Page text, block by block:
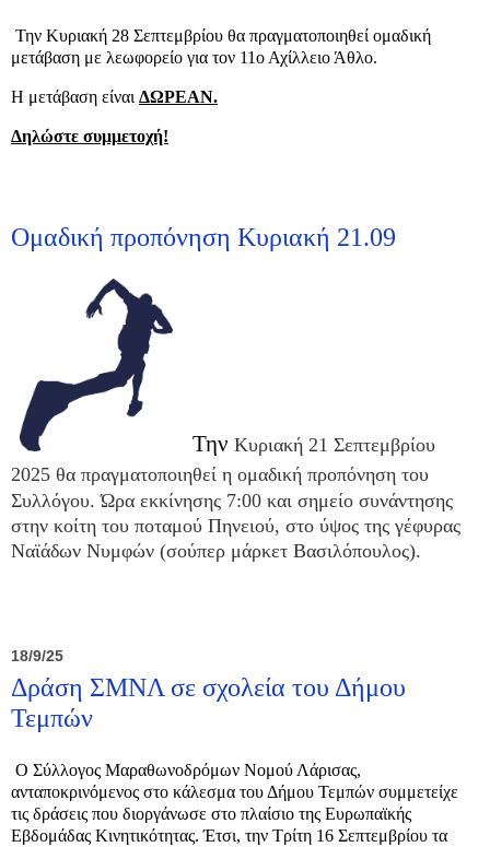
Την Κυριακή 28 Σεπτεμβρίου θα πραγματοποιηθεί ομαδική
μετάβαση με λεωφορείο για τον 11ο Αχίλλειο Άθλο.
Η μετάβαση είναι ΔΩΡΕΑΝ.
Δηλώστε συμμετοχή!
Ομαδική προπόνηση Κυριακή 21.09
Την Κυριακή 21 Σεπτεμβρίου
2025 θα πραγματοποιηθεί η ομαδική προπόνηση του
Συλλόγου.Ώρα εκκίνησης 7:00 και σημείο συνάντησης
στην κοίτη του ποταμού Πηνειού, στο ύψος της γέφυρας
Ναϊάδων Νυμφών (σούπερ μάρκετ Βασιλόπουλος).
18/9/25
Δράση ΣΜΝΛ σε σχολεία του Δήμου
Τεμπών
Ο Σύλλογος Μαραθωνοδρόμων Νομού Λάρισας,
ανταποκρινόμενος στο κάλεσμα του Δήμου Τεμπών συμμετείχε
τις δράσεις που διοργάνωσε στο πλαίσιο της Ευρωπαϊκής
Εβδομάδας Κινητικότητας. Έτσι, την Τρίτη 16 Σεπτεμβρίου τα